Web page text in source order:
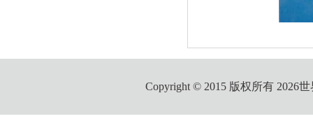
Copyright © 2015 版权所有 2026